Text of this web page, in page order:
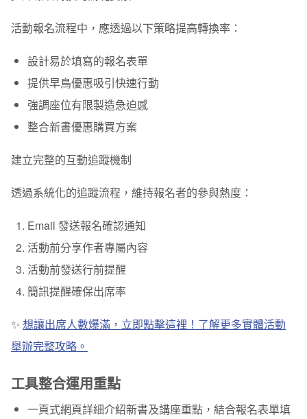
活動報名流程中，應透過以下策略提高轉換率：
設計易於填寫的報名表單
提供早鳥優惠吸引快速行動
強調座位有限製造急迫感
整合新書優惠購買方案
建立完整的互動追蹤機制
透過系統化的追蹤流程，維持報名者的參與熱度：
Email 發送報名確認通知
活動前分享作者專屬內容
活動前發送行前提醒
簡訊提醒確保出席率
✨ 想讓出席人數爆滿，立即點擊這裡！了解更多實體活動
舉辦完整攻略。
工具整合運用重點
一頁式網頁詳細介紹新書及講座重點，結合報名表單填